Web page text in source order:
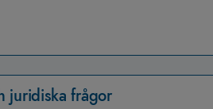
juridiska frågor